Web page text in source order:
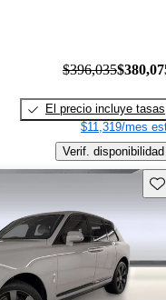
$396,035
El precio incluye tasas
$11,319/mes
Verif. disponibilidad